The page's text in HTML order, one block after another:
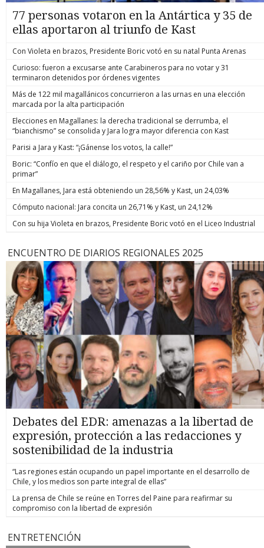
77 personas votaron en la Antártica y 35 de
ellas aportaron al triunfo de Kast
Con Violeta en brazos, Presidente Boric votó en su natal Punta Arenas
Curioso: fueron a excusarse ante Carabineros para no votar y 31
terminaron detenidos por órdenes vigentes
Más de 122 mil magallánicos concurrieron a las urnas en una elección
marcada por la alta participación
Elecciones en Magallanes: la derecha tradicional se derrumba, el
“bianchismo” se consolida y Jara logra mayor diferencia con Kast
Parisi a Jara y Kast: “¡Gánense los votos, la calle!”
Boric: “Confío en que el diálogo, el respeto y el cariño por Chile van a
primar”
En Magallanes, Jara está obteniendo un 28,56% y Kast, un 24,03%
Cómputo nacional: Jara concita un 26,71% y Kast, un 24,12%
Con su hija Violeta en brazos, Presidente Boric votó en el Liceo Industrial
ENCUENTRO DE DIARIOS REGIONALES 2025
Debates del EDR: amenazas a la libertad de
expresión, protección a las redacciones y
sostenibilidad de la industria
“Las regiones están ocupando un papel importante en el desarrollo de
Chile, y los medios son parte integral de ellas”
La prensa de Chile se reúne en Torres del Paine para reafirmar su
compromiso con la libertad de expresión
ENTRETENCIÓN